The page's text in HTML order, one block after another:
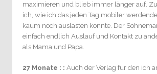
maximieren und blieb immer länger auf.
ich, wie ich das jeden Tag mobiler
kaum noch auslasten konnte. Der
einfach endlich Auslauf und Kontakt zu
als Mama und Papa.
27 Monate : : Auch der Verlag für den ich